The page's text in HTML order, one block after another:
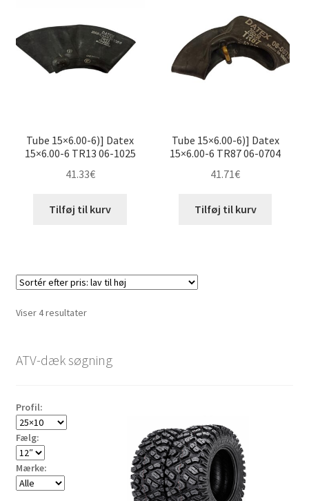
15.5″ slanger
16″ slanger
18″ slanger
Tube 15×6.00-6)] Datex
15×6.00-6 TR13 06-1025
41.33€
Tilføj til kurv
Tube 15×6.00-6)] Datex
15×6.00-6 TR87 06-0704
41.71€
Tilføj til kurv
Viser 4 resultaterSorteret
lav
ATV-dæk søgning
Profil:
Fælg:
Mærke: